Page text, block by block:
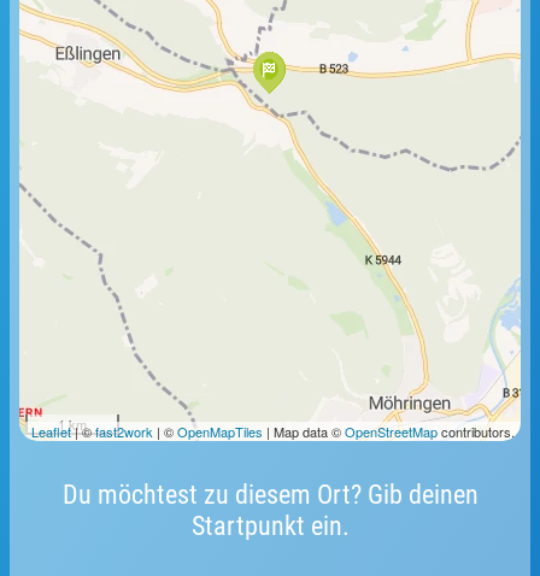
Du möchtest zu diesem Ort? Gib deinen
Startpunkt ein.
1 km
Leaflet| ©fast2work | ©OpenMapTiles | Map data ©OpenStreetMapcontributors.